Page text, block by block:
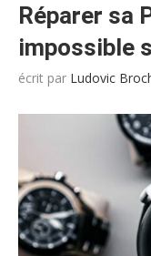
Réparer sa
impossible
écrit par Ludovic